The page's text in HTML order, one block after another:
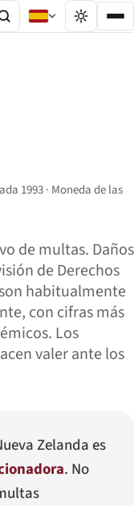
1993 · Moneda de las
de multas. Daños
de Derechos
habitualmente
con cifras más
Los
valer ante los
Zelanda es
. No